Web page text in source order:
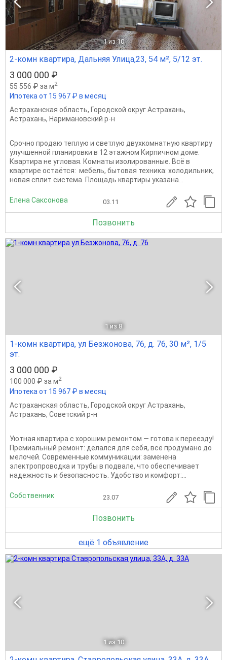
1 из 10
2-комн квартира, Дальняя Улица,23, 54 м², 5/12 эт.
3 000 000 ₽
55 556 ₽ за м2
Ипотека от 15 967 ₽ в месяц
Астраханская область, Городской округ Астрахань,
Астрахань, Наримановский р-н
Срочно продаю теплую и светлую двухкомнатную квартиру
улучшенной планировки в 12 этажном Кирпичном доме.
Квартира не угловая. Комнаты изолированные. Всё в
квартире остаётся: мебель, бытовая техника: холодильник,
новая сплит система. Площадь квартиры указана...
Елена Саксонова 03.11
Позвонить
1 из 8
1-комн квартира, ул Безжонова, 76, д. 76, 30 м², 1/5
эт.
3 000 000 ₽
100 000 ₽ за м2
Ипотека от 15 967 ₽ в месяц
Астраханская область, Городской округ Астрахань,
Астрахань, Советский р-н
Уютная квартира с хорошим ремонтом — готова к переезду!
Премиальный ремонт: делался для себя, всё продумано до
мелочей. Современные коммуникации: заменена
электропроводка и трубы в подвале, что обеспечивает
надежность и безопасность. Удобство и комфорт:...
Собственник 23.07
Позвонить
ещё 1 объявление
1 из 10